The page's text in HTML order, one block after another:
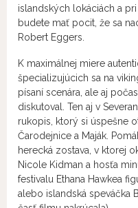
islandských lokáciách a
budete mať pocit, že sa
Robert Eggers.
K maximálnej miere
špecializujúcich sa na
písaní scenára, ale aj
diskutoval. Ten aj v
rukopis, ktorý si úspešne
Čarodejnice a Maják.
herecká zostava, v ktorej
Nicole Kidman a hosťa
festivalu Ethana Hawkea
alebo islandská speváčka